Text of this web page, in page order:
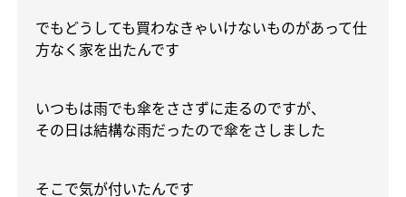
でもどうしても買わなきゃいけないものがあって仕
方なく家を出たんです
いつもは雨でも傘をささずに走るのですが、
その日は結構な雨だったので傘をさしました
そこで気が付いたんです